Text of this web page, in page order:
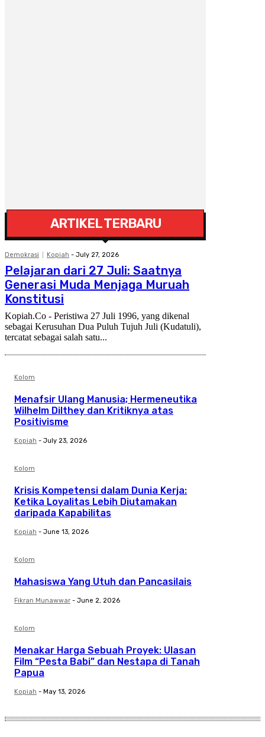
ARTIKEL TERBARU
Demokrasi Kopiah - July 27, 2026
Pelajaran dari 27 Juli: Saatnya
Generasi Muda Menjaga Muruah
Konstitusi
Kopiah.Co - Peristiwa 27 Juli 1996, yang dikenal
sebagai Kerusuhan Dua Puluh Tujuh Juli (Kudatuli),
tercatat sebagai salah satu...
Kolom
Menafsir Ulang Manusia; Hermeneutika
Wilhelm Dilthey dan Kritiknya atas
Positivisme
Kopiah - July 23, 2026
Kolom
Krisis Kompetensi dalam Dunia Kerja:
Ketika Loyalitas Lebih Diutamakan
daripada Kapabilitas
Kopiah - June 13, 2026
Kolom
Mahasiswa Yang Utuh dan Pancasilais
Fikran Munawwar - June 2, 2026
Kolom
Menakar Harga Sebuah Proyek: Ulasan
Film “Pesta Babi” dan Nestapa di Tanah
Papua
Kopiah - May 13, 2026